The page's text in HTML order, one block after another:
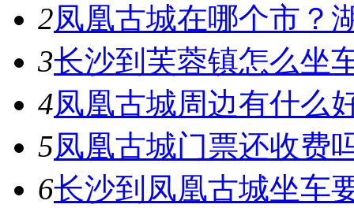
2凤凰古城在哪个市？
3长沙到芙蓉镇怎么坐
4凤凰古城周边有什么
5凤凰古城门票还收费
6长沙到凤凰古城坐车